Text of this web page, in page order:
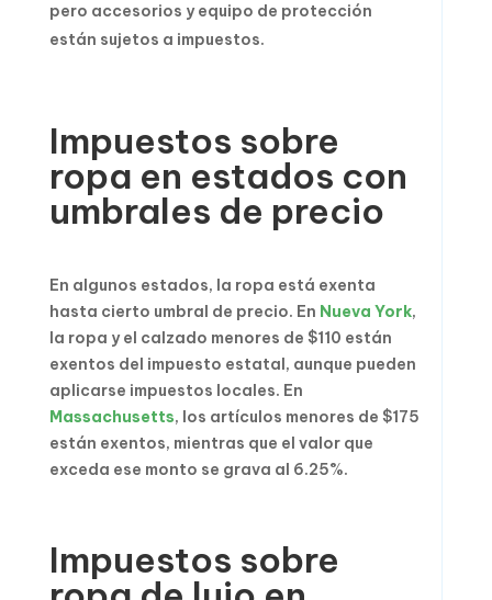
pero accesorios y equipo de protección
están sujetos a impuestos.
Impuestos sobre
ropa en estados con
umbrales de precio
En algunos estados, la ropa está exenta
hasta cierto umbral de precio. En Nueva York,
la ropa y el calzado menores de $110 están
exentos del impuesto estatal, aunque pueden
aplicarse impuestos locales. En
Massachusetts, los artículos menores de $175
están exentos, mientras que el valor que
exceda ese monto se grava al 6.25%.
Impuestos sobre